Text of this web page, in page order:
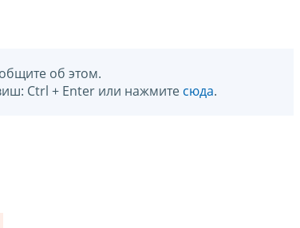
об этом.
Ctrl + Enter или нажмите сюда.